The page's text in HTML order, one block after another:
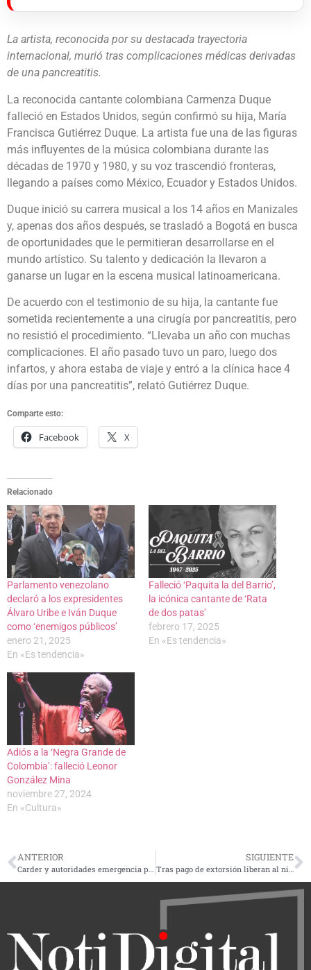
La artista, reconocida por su destacada trayectoria
internacional, murió tras complicaciones médicas derivadas
de una pancreatitis.
La reconocida cantante colombiana Carmenza Duque
falleció en Estados Unidos, según confirmó su hija, María
Francisca Gutiérrez Duque. La artista fue una de las figuras
más influyentes de la música colombiana durante las
décadas de 1970 y 1980, y su voz trascendió fronteras,
llegando a países como México, Ecuador y Estados Unidos.
Duque inició su carrera musical a los 14 años en Manizales
y, apenas dos años después, se trasladó a Bogotá en busca
de oportunidades que le permitieran desarrollarse en el
mundo artístico. Su talento y dedicación la llevaron a
ganarse un lugar en la escena musical latinoamericana.
De acuerdo con el testimonio de su hija, la cantante fue
sometida recientemente a una cirugía por pancreatitis, pero
no resistió el procedimiento. “Llevaba un año con muchas
complicaciones. El año pasado tuvo un paro, luego dos
infartos, y ahora estaba de viaje y entró a la clínica hace 4
días por una pancreatitis”, relató Gutiérrez Duque.
Comparte esto:
Facebook X
Relacionado
Parlamento venezolano
declaró a los expresidentes
Álvaro Uribe e Iván Duque
como ‘enemigos públicos’
enero 21, 2025
En «Es tendencia»
Falleció ‘Paquita la del Barrio’,
la icónica cantante de ‘Rata
de dos patas’
febrero 17, 2025
En «Es tendencia»
Adiós a la ‘Negra Grande de
Colombia’: falleció Leonor
González Mina
noviembre 27, 2024
En «Cultura»
ANTERIOR
Carder y autoridades emergencia por deslizamientos en Marsella, Risaralda
SIGUIENTE
Tras pago de extorsión liberan al niño Lyan en Jamundí, Valle del Cauca